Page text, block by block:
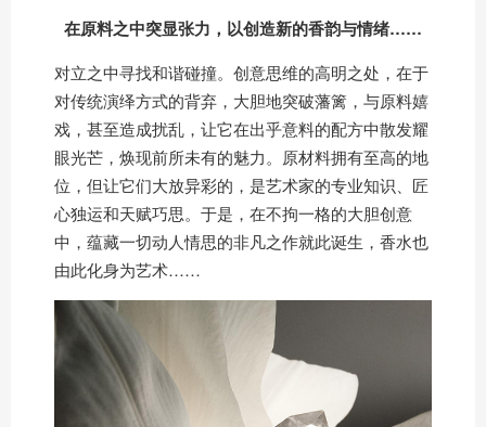
在原料之中突显张力，以创造新的香韵与情绪……
对立之中寻找和谐碰撞。创意思维的高明之处，在于
对传统演绎方式的背弃，大胆地突破藩篱，与原料嬉
戏，甚至造成扰乱，让它在出乎意料的配方中散发耀
眼光芒，焕现前所未有的魅力。原材料拥有至高的地
位，但让它们大放异彩的，是艺术家的专业知识、匠
心独运和天赋巧思。于是，在不拘一格的大胆创意
中，蕴藏一切动人情思的非凡之作就此诞生，香水也
由此化身为艺术……